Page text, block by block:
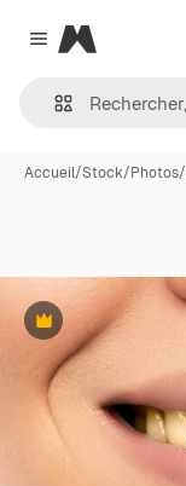
Close menu
Magnific
Accueil/Stock/Photos/
Premium